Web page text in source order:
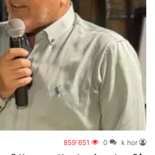
k hor
0 859٬651